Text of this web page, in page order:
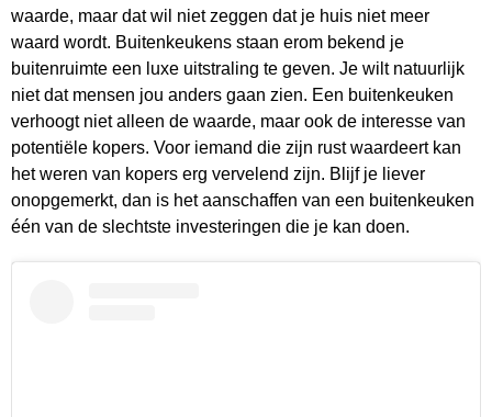
waarde, maar dat wil niet zeggen dat je huis niet meer
waard wordt. Buitenkeukens staan erom bekend je
buitenruimte een luxe uitstraling te geven. Je wilt natuurlijk
niet dat mensen jou anders gaan zien. Een buitenkeuken
verhoogt niet alleen de waarde, maar ook de interesse van
potentiële kopers. Voor iemand die zijn rust waardeert kan
het weren van kopers erg vervelend zijn. Blijf je liever
onopgemerkt, dan is het aanschaffen van een buitenkeuken
één van de slechtste investeringen die je kan doen.